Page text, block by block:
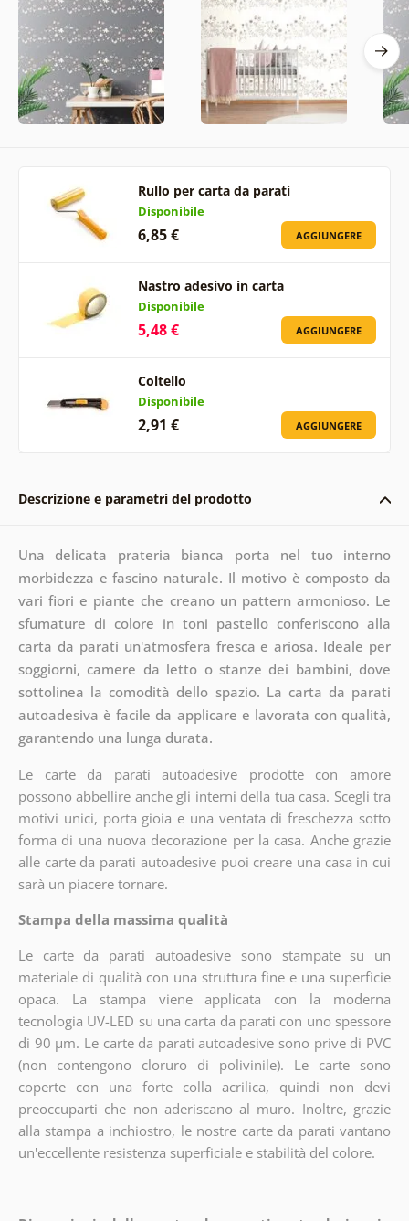
Rullo per carta da parati
Disponibile
6,85 € AGGIUNGERE
Nastro adesivo in carta
Disponibile
5,48 € AGGIUNGERE
Coltello
Disponibile
2,91 € AGGIUNGERE
Descrizione e parametri del prodotto
Una delicata prateria bianca porta nel tuo interno
morbidezza e fascino naturale. Il motivo è composto da
vari fiori e piante che creano un pattern armonioso. Le
sfumature di colore in toni pastello conferiscono alla
carta da parati un'atmosfera fresca e ariosa. Ideale per
soggiorni, camere da letto o stanze dei bambini, dove
sottolinea la comodità dello spazio. La carta da parati
autoadesiva è facile da applicare e lavorata con qualità,
garantendo una lunga durata.
Le carte da parati autoadesive prodotte con amore
possono abbellire anche gli interni della tua casa. Scegli tra
motivi unici, porta gioia e una ventata di freschezza sotto
forma di una nuova decorazione per la casa. Anche grazie
alle carte da parati autoadesive puoi creare una casa in cui
sarà un piacere tornare.
Stampa della massima qualità
Le carte da parati autoadesive sono stampate su un
materiale di qualità con una struttura fine e una superficie
opaca. La stampa viene applicata con la moderna
tecnologia UV-LED su una carta da parati con uno spessore
di 90 µm. Le carte da parati autoadesive sono prive di PVC
(non contengono cloruro di polivinile). Le carte sono
coperte con una forte colla acrilica, quindi non devi
preoccuparti che non aderiscano al muro. Inoltre, grazie
alla stampa a inchiostro, le nostre carte da parati vantano
un'eccellente resistenza superficiale e stabilità del colore.